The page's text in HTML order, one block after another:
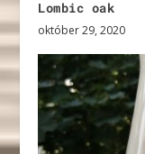
Lombic oak
október 29, 2020